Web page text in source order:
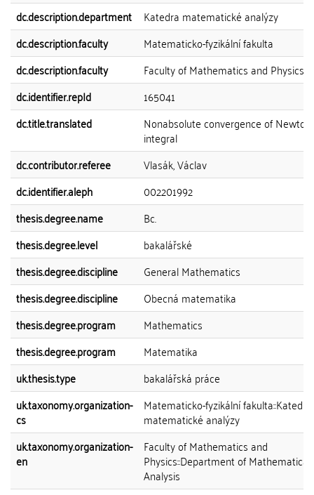
dc.description.department
Katedra matematické analýzy
dc.description.faculty
Matematicko-fyzikální fakulta
dc.description.faculty
Faculty of Mathematics and Physics
dc.identifier.repId
165041
dc.title.translated
Nonabsolute convergence of Newton
integral
dc.contributor.referee
Vlasák, Václav
dc.identifier.aleph
002201992
thesis.degree.name
Bc.
thesis.degree.level
bakalářské
thesis.degree.discipline
General Mathematics
thesis.degree.discipline
Obecná matematika
thesis.degree.program
Mathematics
thesis.degree.program
Matematika
uk.thesis.type
bakalářská práce
uk.taxonomy.organization-
cs
Matematicko-fyzikální fakulta::Katedra
matematické analýzy
uk.taxonomy.organization-
en
Faculty of Mathematics and
Physics::Department of Mathematical
Analysis